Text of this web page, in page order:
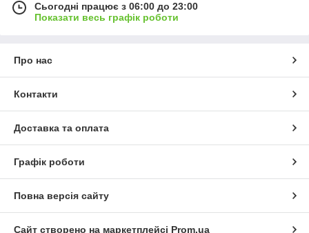
Сьогодні працює з 06:00 до 23:00
Показати весь графік роботи
Про нас
Контакти
Доставка та оплата
Графік роботи
Повна версія сайту
Сайт створено на маркетплейсі Prom.ua